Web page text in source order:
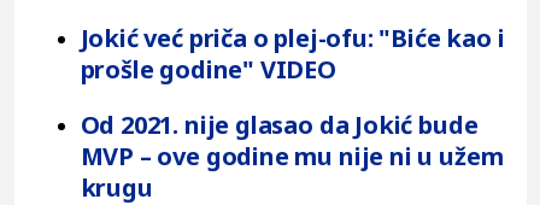
Jokić već priča o plej-ofu: "Biće kao i
prošle godine" VIDEO
Od 2021. nije glasao da Jokić bude
MVP – ove godine mu nije ni u užem
krugu